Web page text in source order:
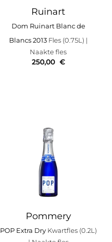
Ruinart
Dom Ruinart Blanc de
Blancs 2013Fles (0.75L) |
Naakte fles
250,00 €
Pommery
POP Extra DryKwartfles (0.2L)